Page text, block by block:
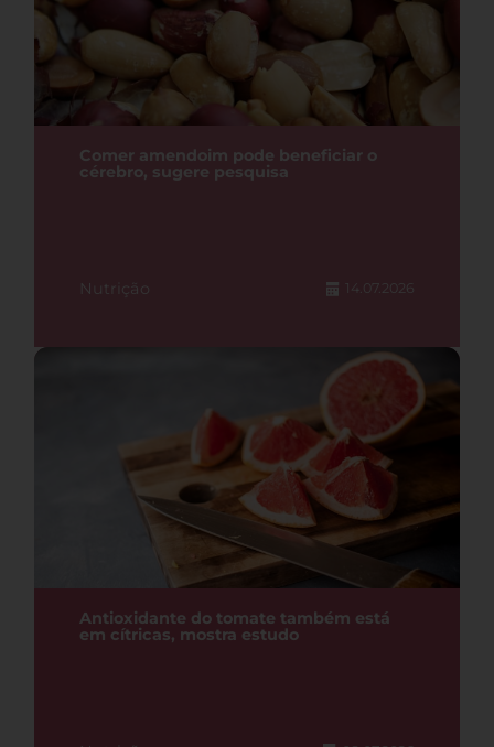
Comer amendoim pode beneficiar o
cérebro, sugere pesquisa
Nutrição 14.07.2026
Antioxidante do tomate também está
em cítricas, mostra estudo